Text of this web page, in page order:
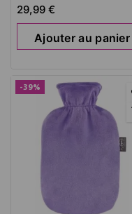
0
29,99 €
Ajouter au panier
-39%